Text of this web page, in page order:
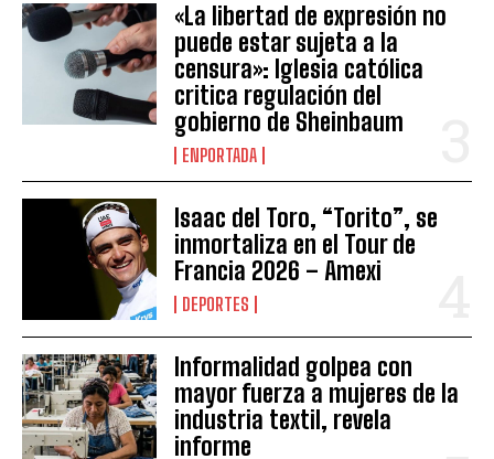
«La libertad de expresión no
puede estar sujeta a la
censura»: Iglesia católica
critica regulación del
gobierno de Sheinbaum
ENPORTADA
Isaac del Toro, “Torito”, se
inmortaliza en el Tour de
Francia 2026 – Amexi
DEPORTES
Informalidad golpea con
mayor fuerza a mujeres de la
industria textil, revela
informe